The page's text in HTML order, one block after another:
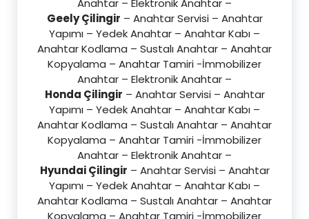
Anahtar – Elektronik Anahtar –
Geely Çilingir – Anahtar Servisi – Anahtar
Yapımı – Yedek Anahtar – Anahtar Kabı –
Anahtar Kodlama – Sustalı Anahtar – Anahtar
Kopyalama – Anahtar Tamiri -İmmobilizer
Anahtar – Elektronik Anahtar –
Honda Çilingir – Anahtar Servisi – Anahtar
Yapımı – Yedek Anahtar – Anahtar Kabı –
Anahtar Kodlama – Sustalı Anahtar – Anahtar
Kopyalama – Anahtar Tamiri -İmmobilizer
Anahtar – Elektronik Anahtar –
Hyundai Çilingir – Anahtar Servisi – Anahtar
Yapımı – Yedek Anahtar – Anahtar Kabı –
Anahtar Kodlama – Sustalı Anahtar – Anahtar